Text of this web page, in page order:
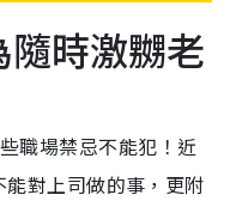
時激嬲老
職場禁忌不能犯！近
對上司做的事，更附